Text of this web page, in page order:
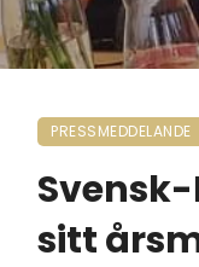
PRESSMEDDELANDE
sitt